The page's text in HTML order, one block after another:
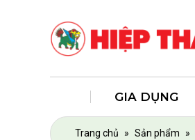
GIA DỤNG
Trang chủ » Sản phẩm »